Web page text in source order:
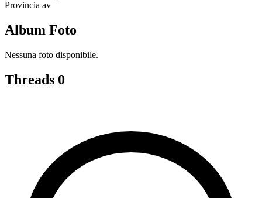
Provincia av
Album Foto
Nessuna foto disponibile.
Threads 0